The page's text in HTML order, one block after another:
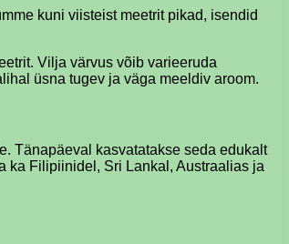
kuni viisteist meetrit pikad, isendid
Vilja värvus võib varieeruda
üsna tugev ja väga meeldiv aroom.
Tänapäeval kasvatatakse seda edukalt
ka Filipiinidel, Sri Lankal, Austraalias ja